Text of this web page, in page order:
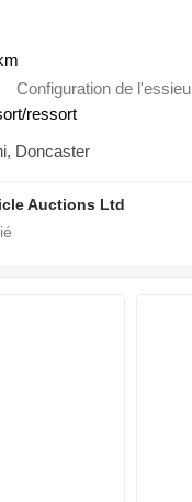
Configuration de l'essieu
ressort
Doncaster
Auctions Ltd